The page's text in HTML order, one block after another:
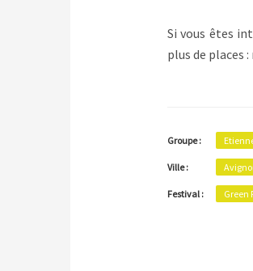
Si vous êtes
plus de places
Groupe :
Ville :
Festival : Green